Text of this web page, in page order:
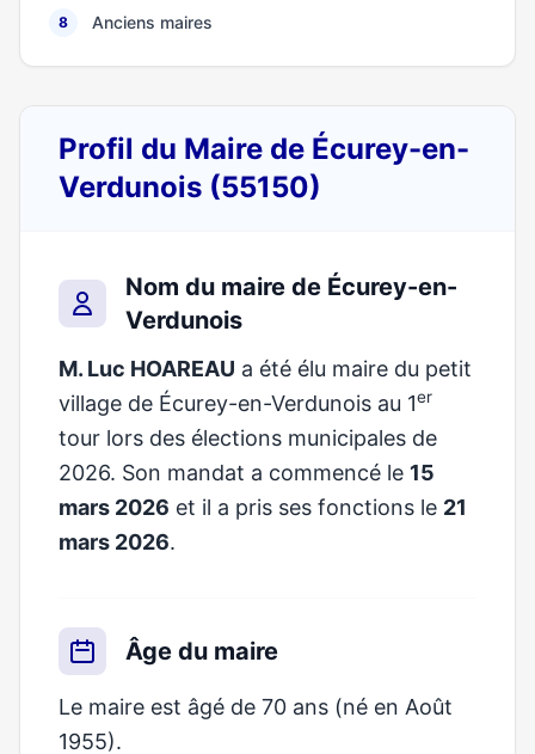
8 Anciens maires
Profil du Maire de Écurey-en-
Verdunois (55150)
Nom du maire de Écurey-en-
Verdunois
M. Luc HOAREAU a été élu maire du petit
village de Écurey-en-Verdunois au 1er
tour lors des élections municipales de
2026. Son mandat a commencé le 15
mars 2026 et il a pris ses fonctions le 21
mars 2026.
Âge du maire
Le maire est âgé de 70 ans (né en Août
1955).